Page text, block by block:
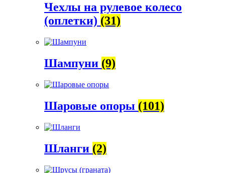
Чехлы на рулевое колесо
(оплетки) (31)
Шампуни (9)
Шаровые опоры (101)
Шланги (2)